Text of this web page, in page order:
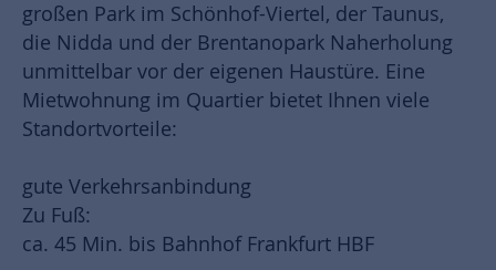
großen Park im Schönhof-Viertel, der Taunus,
die Nidda und der Brentanopark Naherholung
unmittelbar vor der eigenen Haustüre. Eine
Mietwohnung im Quartier bietet Ihnen viele
Standortvorteile:
gute Verkehrsanbindung
Zu Fuß:
ca. 45 Min. bis Bahnhof Frankfurt HBF